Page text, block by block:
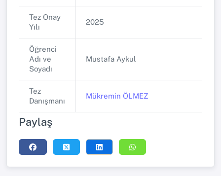
Tez Onay
Yılı
2025
Öğrenci
Adı ve
Soyadı
Mustafa Aykul
Tez
Danışmanı
Mükremin ÖLMEZ
Paylaş